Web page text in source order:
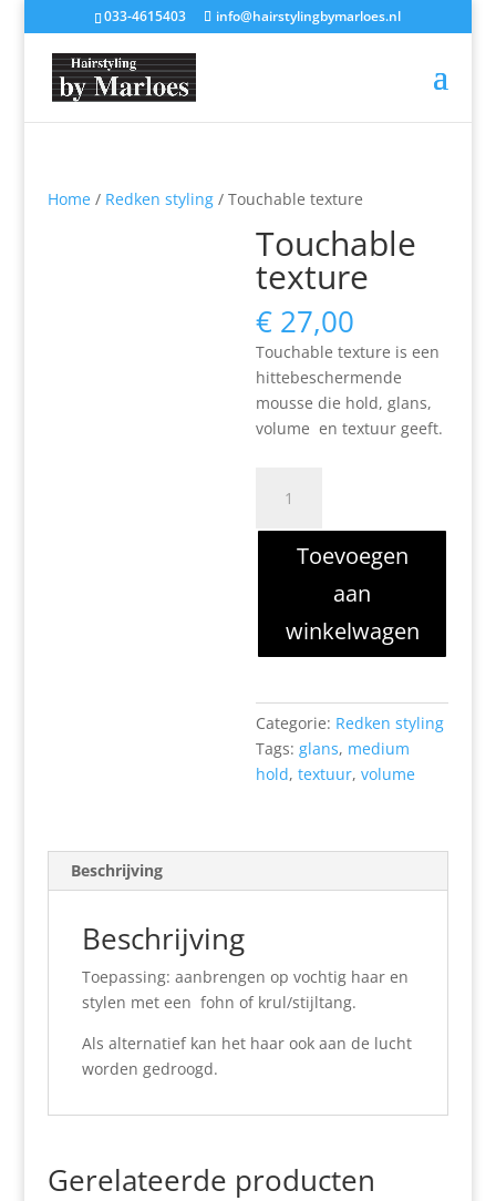
033-4615403 info@hairstylingbymarloes.nl
Home/ Redken styling/ Touchable texture
Touchable
texture
€ 27,00
Touchable texture is een
hittebeschermende
mousse die hold, glans,
volume en textuur geeft.
texture
aantal
Toevoegen
aan
winkelwagen
Categorie: Redken styling
Tags:glans, medium
hold,textuur,volume
Beschrijving
Beschrijving
Toepassing: aanbrengen op vochtig haar en
stylen met een fohn of krul/stijltang.
Als alternatief kan het haar ook aan de lucht
worden gedroogd.
Gerelateerde producten